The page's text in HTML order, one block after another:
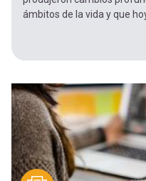
ámbitos de la vida y que